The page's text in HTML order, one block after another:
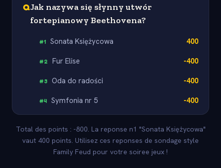
QJak nazywa się słynny utwór
fortepianowy Beethovena?
#1 Sonata Księżycowa 400
#2 Fur Elise -400
#3 Oda do radości -400
#4 Symfonia nr 5 -400
Total des points : -800. La reponse n1 "Sonata Księżycowa"
vaut 400 points. Utilisez ces reponses de sondage style
Family Feud pour votre soiree jeux !